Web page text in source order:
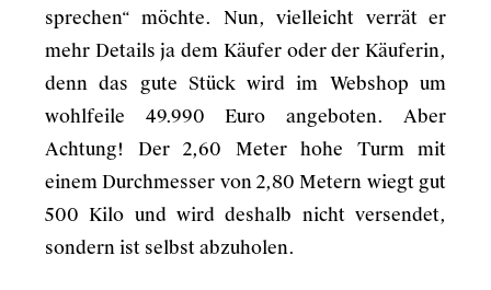
sprechen“ möchte. Nun, vielleicht verrät er
mehr Details ja dem Käufer oder der Käuferin,
denn das gute Stück wird im Webshop um
wohlfeile 49.990 Euro angeboten. Aber
Achtung! Der 2,60 Meter hohe Turm mit
einem Durchmesser von 2,80 Metern wiegt gut
500 Kilo und wird deshalb nicht versendet,
sondern ist selbst abzuholen.